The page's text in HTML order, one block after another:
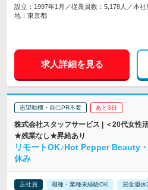
設立：1997年1月／従業員数：5,178人／本社
地：東京都
求人詳細を見る
志望動機・自己PR不要 あと3日
株式会社スタッフサービス | ＜20代女性
★残業なし★昇給あり
リモートOK♪Hot Pepper Beauty
休み
正社員 職種・業種未経験OK 完全週休